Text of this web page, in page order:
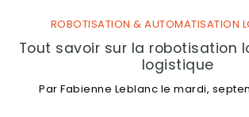
ROBOTISATION & AUTOMATISATION
Tout savoir sur la robotisation
logistique
Par Fabienne Leblanc le mardi,